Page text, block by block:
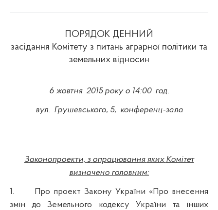
ПОРЯДО К ДЕНН ИЙ
засідання Комітету з питань аграрної політики та
земельних відносин
6жовтня 2015 року о 14:00 год.
вул. Грушевського, 5, конференц-зала
Законопроекти, з опрацювання яких Комітет
визначено головним:
1.
Про проект Закону України «Про внесення
змін до Земельного кодексу України та інших